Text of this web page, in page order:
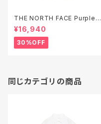
THE NORTH FACE Purple L
abel Pique Field Pants ( N
25FC032 )
¥16,940
30%OFF
同じカテゴリの商品